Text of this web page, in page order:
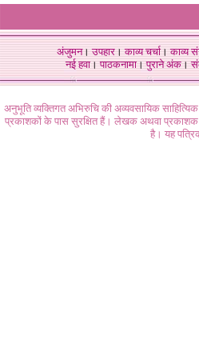
अंजुमन।उपहार।काव्य चर्चा।काव्य
नई हवा। पाठकनामा। पुराने अंक।
अनुभूति व्यक्तिगत अभिरुचि की अव्यवसायिक
प्रकाशकों के पास सुरक्षित हैं। लेखक अथवा प्रकाशक
है। यह